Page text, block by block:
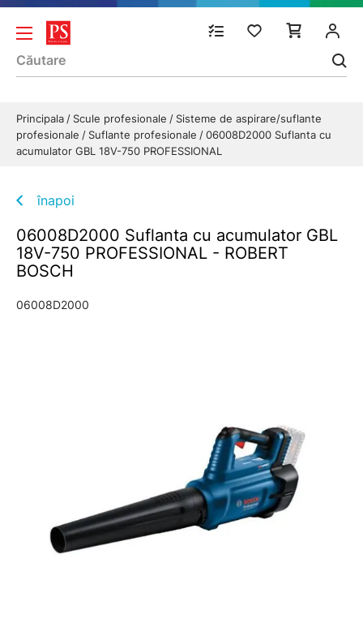
Principala Scule profesionale
Sisteme de aspirare/suflante
profesionale
Suflante profesionale
06008D2000 Suflanta cu
acumulator GBL 18V-750 PROFESSIONAL
înapoi
06008D2000 Suflanta cu acumulator GBL
18V-750 PROFESSIONAL - ROBERT
BOSCH
06008D2000